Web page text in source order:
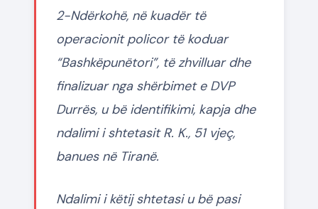
2-Ndërkohë, në kuadër të
operacionit policor të koduar
“Bashkëpunëtori”, të zhvilluar dhe
finalizuar nga shërbimet e DVP
Durrës, u bë identifikimi, kapja dhe
ndalimi i shtetasit R. K., 51 vjeç,
banues në Tiranë.
Ndalimi i këtij shtetasi u bë pasi